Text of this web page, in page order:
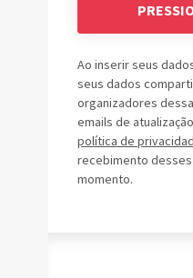
Ao inserir seus
seus dados
organizadores
emails de
política de
recebimento
momento.